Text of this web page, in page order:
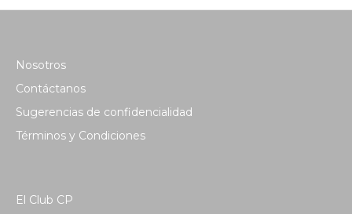
Nosotros
Contáctanos
Sugerencias de confidencialidad
Términos y Condiciones
El Club CP